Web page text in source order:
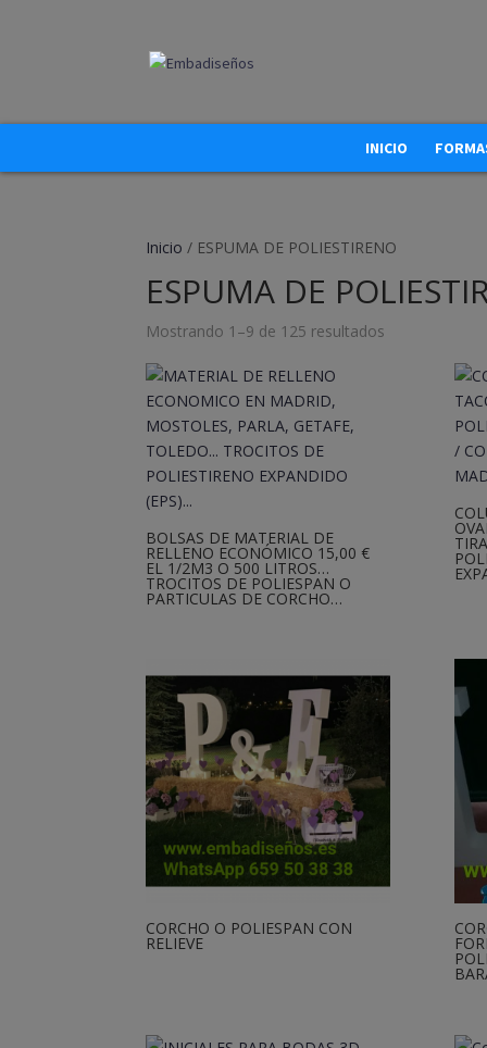
INICIO
Inicio / ESPUMA DE POLIESTIRENO
ESPUMA DE
Mostrando 1–9 de 125 resultados
BOLSAS DE MATERIAL DE
RELLENO ECONÓMICO 15,00 €
EL 1/2M3 O 500 LITROS…
TROCITOS DE POLIESPAN O
PARTICULAS DE CORCHO…
CORCHO O POLIESPAN CON
RELIEVE